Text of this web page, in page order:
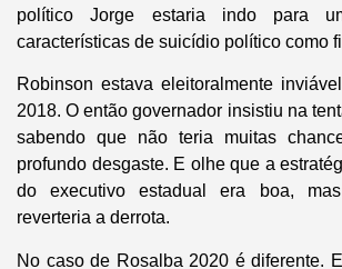
político Jorge estaria indo para
características de suicídio político como
Robinson estava eleitoralmente
2018. O então governador insistiu na
sabendo que não teria muitas
profundo desgaste. E olhe que a
do executivo estadual era boa,
reverteria a derrota.
No caso de Rosalba 2020 é diferente.